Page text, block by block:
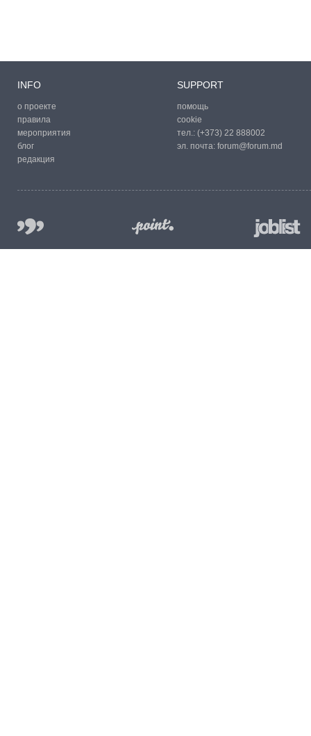
INFO
о проекте
правила
мероприятия
блог
редакция
SUPPORT
помощь
cookie
тел.: (+373) 22 888002
эл. почта: forum@forum.md